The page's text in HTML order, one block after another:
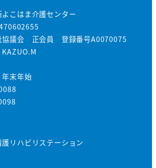
こはま介護センター
協議会 正会員 登録番号A0070075
末年始
リハビリステーション